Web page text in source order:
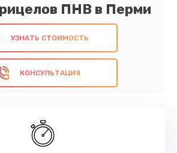
ПНВ в Перми
УЗНАТЬ СТОИМОСТЬ
КОНСУЛЬТАЦИЯ